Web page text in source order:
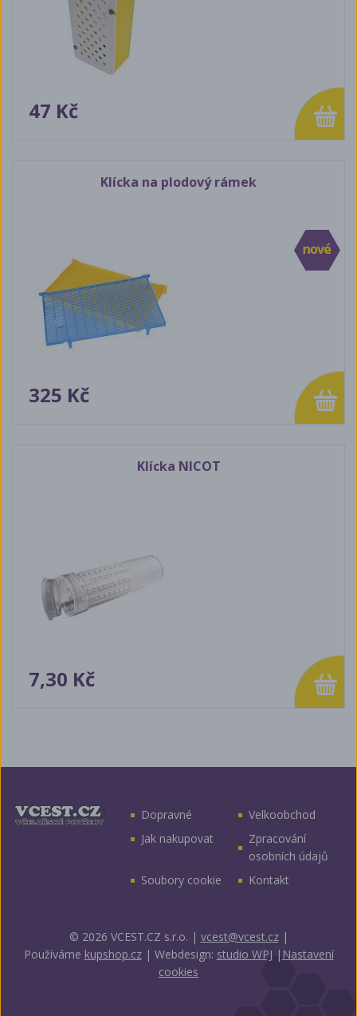
47 Kč
Klícka na plodový rámek
325 Kč
Klícka NICOT
7,30 Kč
Dopravné
Velkoobchod
Jak nakupovat
Zpracování
osobních údajů
Soubory cookie
Kontakt
© 2026 VCEST.CZ s.r.o. | vcest@vcest.cz|
Používáme kupshop.cz| Webdesign: studio WPJ | Nastavení
cookies